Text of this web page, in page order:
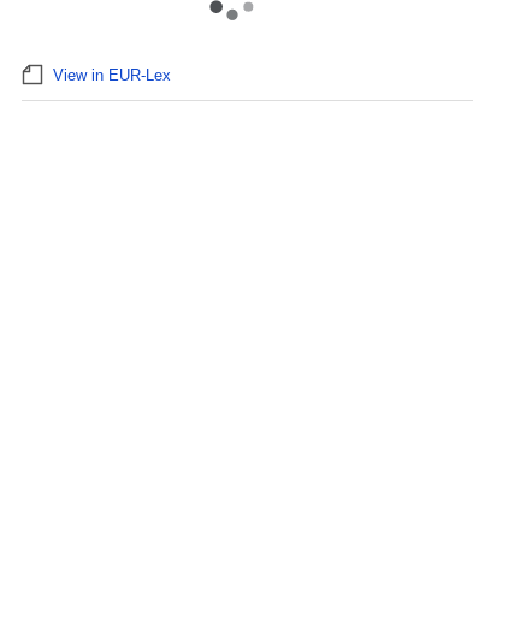
View in EUR-Lex